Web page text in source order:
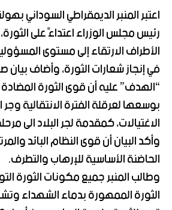
اعتبر المنبر الديمقراطي السوداني
رئيس مجلس الوزراء اعتداءً على
الأطراف الارتقاء إلى مستوى
في إنجاز شعارات الثورة، وأضاف بيان
“الهدف” عليه أن قوى الثورة
بوسعها لعرقلة الفترة الانتقالية وجر
الاغتيالات، كمقدمة لجر البلاد الى
وأكد البيان أن قوى النظام البائد
الحاضنة الأساسية للإرهاب والتطرف.
وطالب المنبر جميع مكونات الثورة
الثورة الممهورة بدماء الشهداء